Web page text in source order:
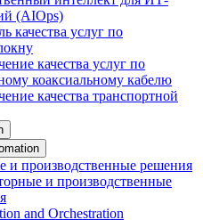
(AIOps)
качества услуг по
качества услуг по
коаксиальному кабелю
качества транспортной
и производственные решения
и производственные
and Orchestration